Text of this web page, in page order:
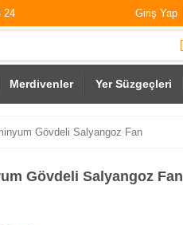
24 Giriş Yap
Merdivenler Yer Süzgeçleri
Gövdeli Salyangoz Fan
Gövdeli Salyangoz Fan